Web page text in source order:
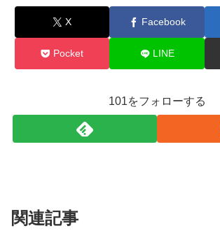
X Facebook
Pocket LINE
101をフォローする
関連記事